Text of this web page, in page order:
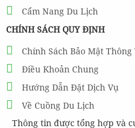
Cẩm Nang Du Lịch
CHÍNH SÁCH QUY ĐỊNH
Chính Sách Bảo Mật Thông
Điều Khoản Chung
Hướng Dẫn Đặt Dịch Vụ
Về Cuồng Du Lịch
Thông tin được tổng hợp và